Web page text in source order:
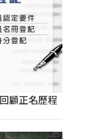
顧正名歷程